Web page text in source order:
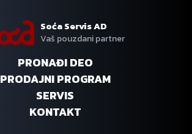
Soća Servis AD
Vaš pouzdani partner
PRONAĐI DEO
PRODAJNI PROGRAM
SERVIS
KONTAKT